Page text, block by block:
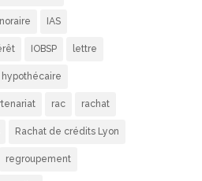
IAS
IOBSP lettre
rac rachat
Rachat de crédits Lyon
regroupement